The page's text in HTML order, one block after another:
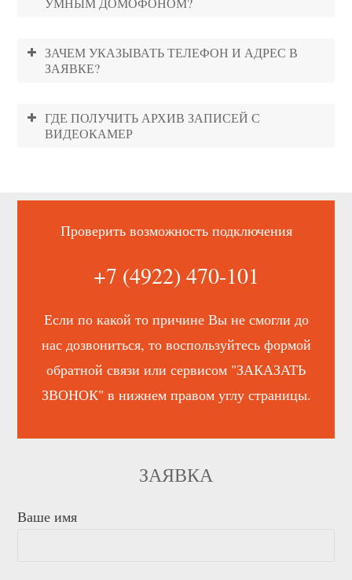
ЗАЧЕМ УКАЗЫВАТЬ ТЕЛЕФОН И АДРЕС В
ЗАЯВКЕ?
ГДЕ ПОЛУЧИТЬ АРХИВ ЗАПИСЕЙ С
ВИДЕОКАМЕР
ЗАЯВКА
Ваше имя
Проверить возможность подключения
+7 (4922) 470-101
Если по какой то причине Вы не смогли до
нас дозвониться, то воспользуйтесь формой
обратной связи или сервисом "ЗАКАЗАТЬ
ЗВОНОК" в нижнем правом углу страницы.